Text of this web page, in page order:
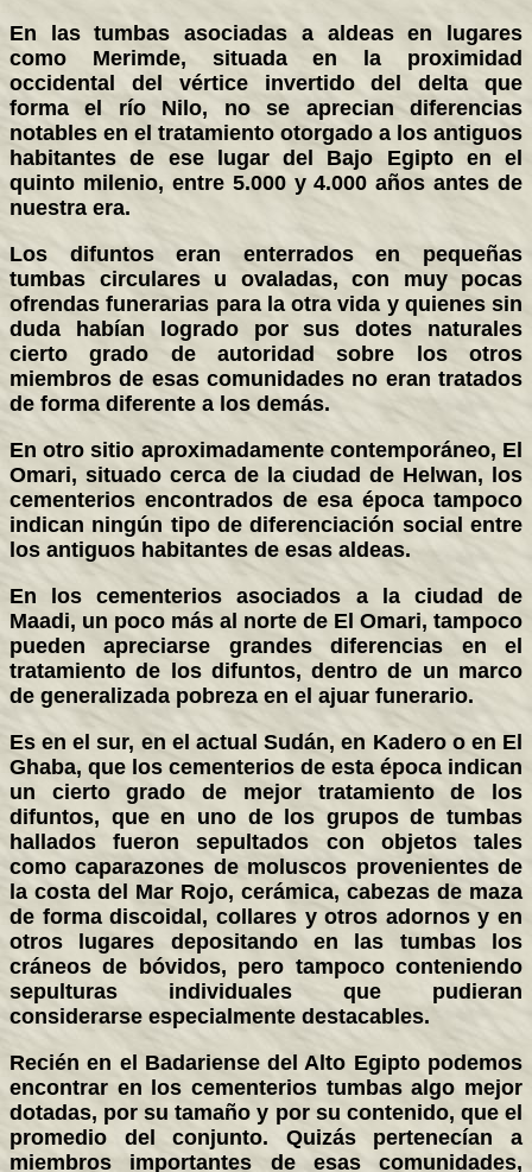
En las tumbas asociadas a aldeas en lugares
como Merimde, situada en la proximidad
occidental del vértice invertido del delta que
forma el río Nilo, no se aprecian diferencias
notables en el tratamiento otorgado a los antiguos
habitantes de ese lugar del Bajo Egipto en el
quinto milenio, entre 5.000 y 4.000 años antes de
nuestra era.
Los difuntos eran enterrados en pequeñas
tumbas circulares u ovaladas, con muy pocas
ofrendas funerarias para la otra vida y quienes sin
duda habían logrado por sus dotes naturales
cierto grado de autoridad sobre los otros
miembros de esas comunidades no eran tratados
de forma diferente a los demás.
En otro sitio aproximadamente contemporáneo, El
Omari, situado cerca de la ciudad de Helwan, los
cementerios encontrados de esa época tampoco
indican ningún tipo de diferenciación social entre
los antiguos habitantes de esas aldeas.
En los cementerios asociados a la ciudad de
Maadi, un poco más al norte de El Omari, tampoco
pueden apreciarse grandes diferencias en el
tratamiento de los difuntos, dentro de un marco
de generalizada pobreza en el ajuar funerario.
Es en el sur, en el actual Sudán, en Kadero o en El
Ghaba, que los cementerios de esta época indican
un cierto grado de mejor tratamiento de los
difuntos, que en uno de los grupos de tumbas
hallados fueron sepultados con objetos tales
como caparazones de moluscos provenientes de
la costa del Mar Rojo, cerámica, cabezas de maza
de forma discoidal, collares y otros adornos y en
otros lugares depositando en las tumbas los
cráneos de bóvidos, pero tampoco conteniendo
sepulturas individuales que pudieran
considerarse especialmente destacables.
Recién en el Badariense del Alto Egipto podemos
encontrar en los cementerios tumbas algo mejor
dotadas, por su tamaño y por su contenido, que el
promedio del conjunto. Quizás pertenecían a
miembros importantes de esas comunidades,